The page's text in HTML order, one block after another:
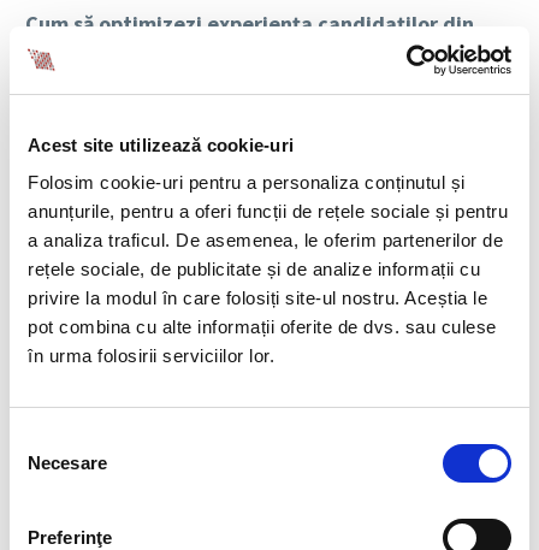
Acest site utilizează cookie-uri
Folosim cookie-uri pentru a personaliza conținutul și
anunțurile, pentru a oferi funcții de rețele sociale și pentru
a analiza traficul. De asemenea, le oferim partenerilor de
rețele sociale, de publicitate și de analize informații cu
privire la modul în care folosiți site-ul nostru. Aceștia le
pot combina cu alte informații oferite de dvs. sau culese
în urma folosirii serviciilor lor.
consimțământului
Necesare
Preferinţe
Cum să optimizezi experiența candidaților din
Generația Z
Până în 2025, Generația Z va reprezenta 27% din forța
esențiale pentru această generație care caută scop și
o cultură organizațională solidă. Totuși, așteptările lor
impun o schimbare a strategiilor de recrutare, mai
ales că peste 50% dintre tineri sunt nemulțumiți de
lipsa oportunităților de dezvoltare și aproape
jumătate își caută un nou loc de muncă.
Recomandări pentru atragerea și retenția
Generației Z:
Spune-ți povestea: Gen Z vrea să vadă valori
diversitatea. O poveste de brand coerentă îi
: Oferă
oportunități clare de formare, un aspect decisiv